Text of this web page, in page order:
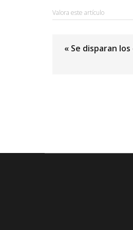
Valora este artículo
« Se disparan